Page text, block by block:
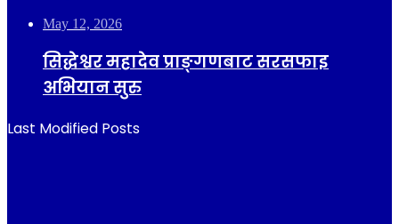
May 12, 2026
सिद्धेश्वर महादेव प्राङ्गणबाट सरसफाइ
अभियान सुरु
Last Modified Posts